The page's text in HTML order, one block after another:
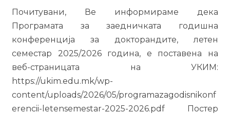
Почитувани, Ве информираме дека
Програмата за заедничката годишна
конференција за докторандите, летен
семестар 2025/2026 година, е поставена на
веб-страницата на УКИМ:
https://ukim.edu.mk/wp-
content/uploads/2026/05/programazagodisnikonf
erencii-letensemestar-2025-2026.pdf Постер